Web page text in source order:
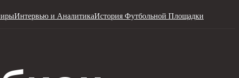
Интервью и АналитикаИстория Футбольной Площадки